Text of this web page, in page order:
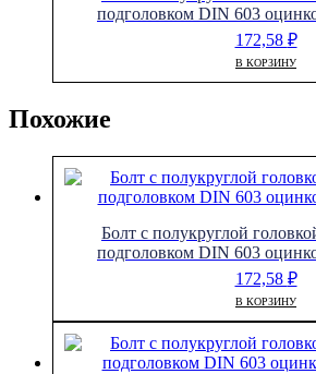
подголовком DIN 603
172,58 ₽
В КОРЗИНУ
Похожие
Болт с полукруглой
подголовком DIN 603
172,58 ₽
В КОРЗИНУ